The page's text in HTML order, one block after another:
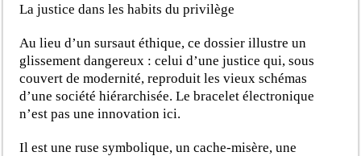
La justice dans les habits du privilège
Au lieu d’un sursaut éthique, ce dossier illustre un
glissement dangereux : celui d’une justice qui, sous
couvert de modernité, reproduit les vieux schémas
d’une société hiérarchisée. Le bracelet électronique
n’est pas une innovation ici.
Il est une ruse symbolique, un cache-misère, une